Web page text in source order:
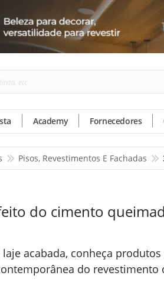
Academy Fornecedores
Pisos, Revestimentos E Fachadas
do cimento
acabada, conheça
do revestimento